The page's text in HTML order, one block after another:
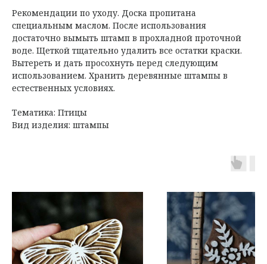
Рекомендации по уходу. Доска пропитана
специальным маслом. После использования
достаточно вымыть штамп в прохладной проточной
воде. Щеткой тщательно удалить все остатки краски.
Вытереть и дать просохнуть перед следующим
использованием. Хранить деревянные штампы в
естественных условиях.
Тематика: Птицы
Вид изделия: штампы